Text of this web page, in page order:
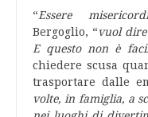
“Essere
Bergoglio, “vuol
E questo non è
chiedere scusa
trasportare dalle
volte, in famiglia, a